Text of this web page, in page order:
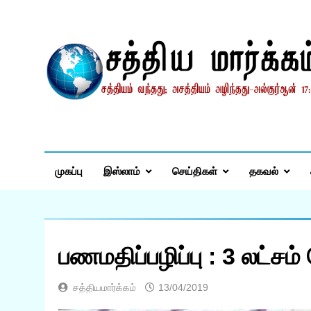
முகப்பு இஸ்லாம் செய்திகள் தகவல்
பணமதிப்பழிப்பு : 3
சத்தியமார்க்கம் 13/04/2019